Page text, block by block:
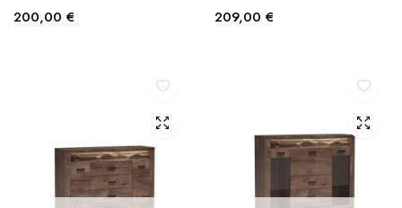
200,00 € 209,00 €